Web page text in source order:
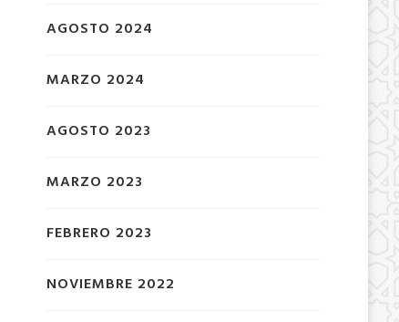
AGOSTO 2024
MARZO 2024
AGOSTO 2023
MARZO 2023
FEBRERO 2023
NOVIEMBRE 2022